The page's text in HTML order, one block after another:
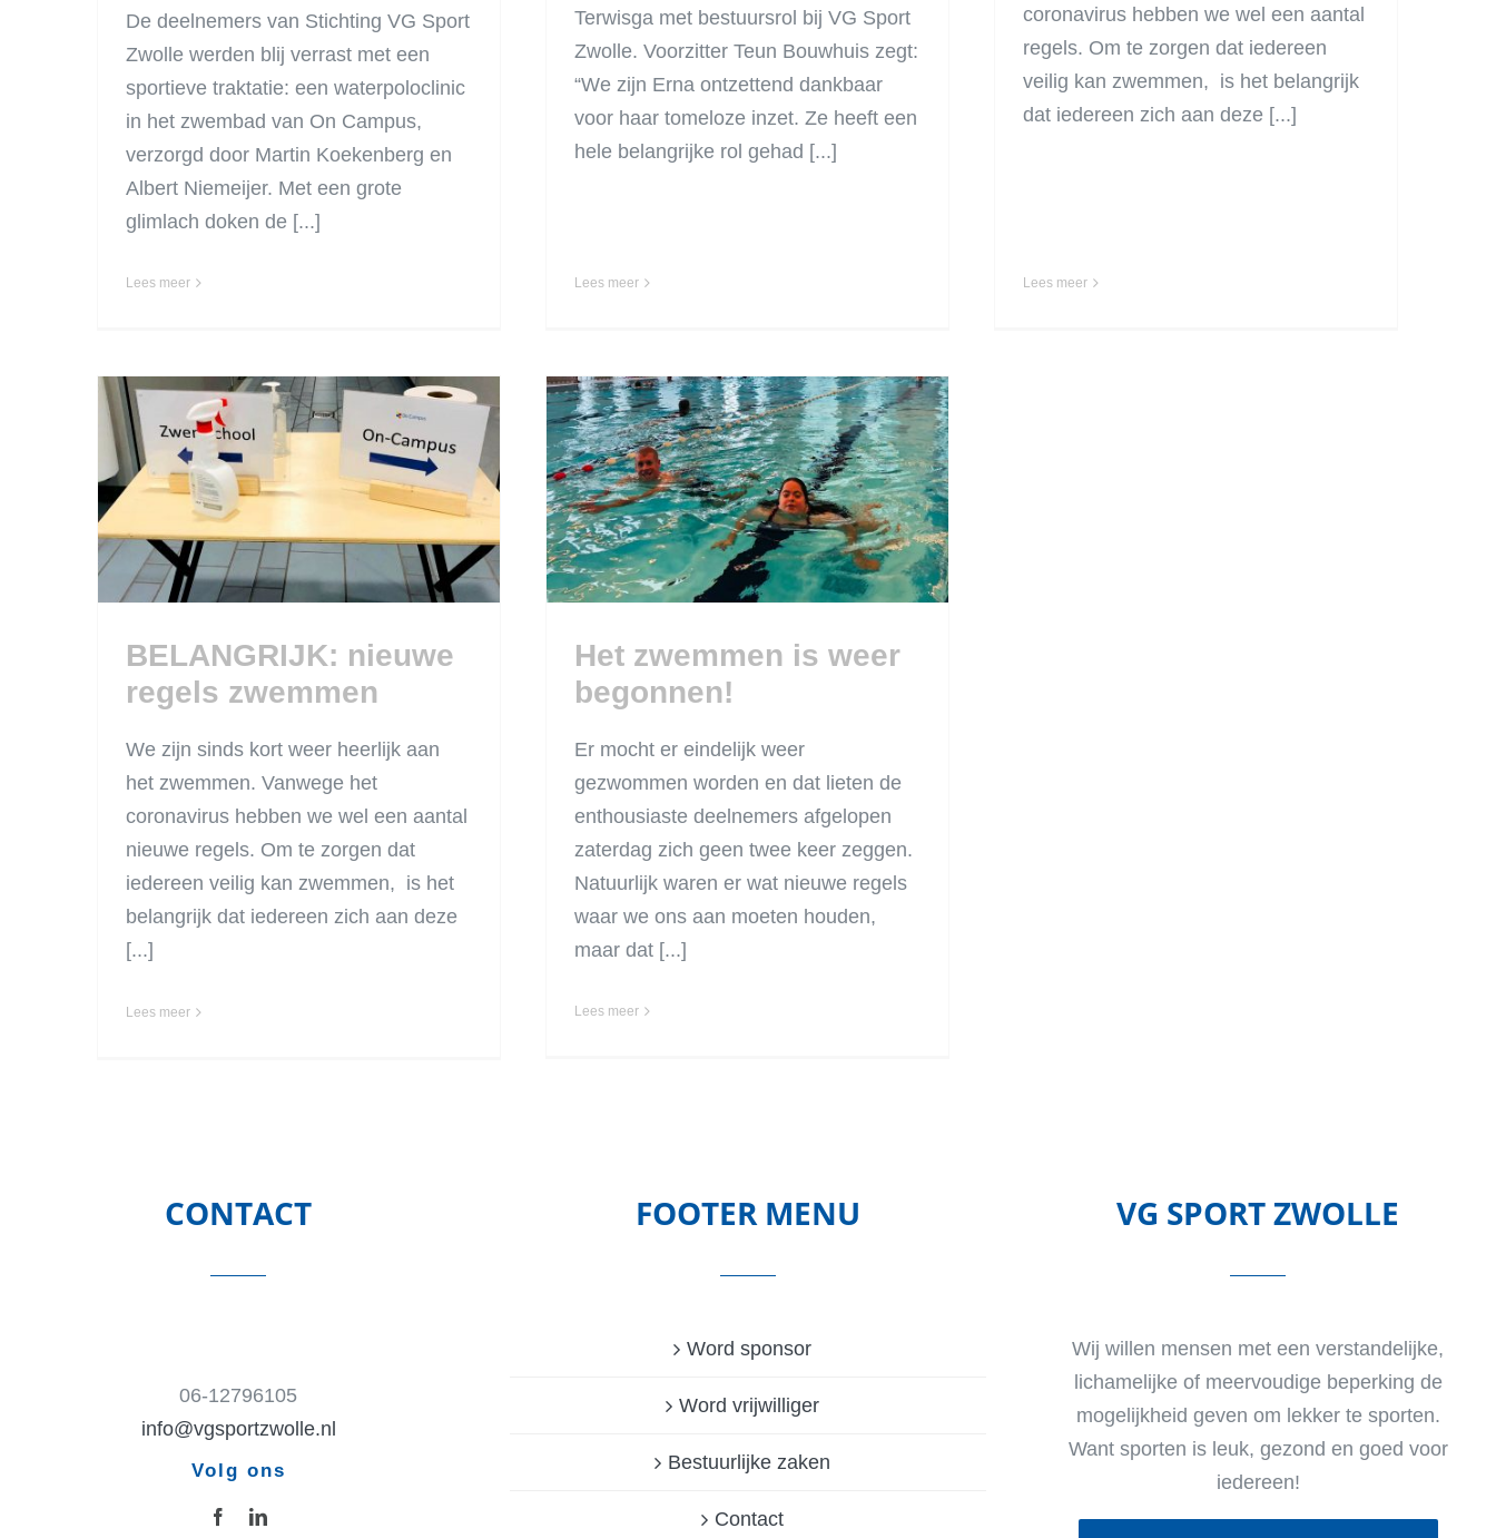
De deelnemers van Stichting VG Sport
Zwolle werden blij verrast met een
sportieve traktatie: een waterpoloclinic
in het zwembad van On Campus,
verzorgd door Martin Koekenberg en
Albert Niemeijer. Met een grote
glimlach doken de [...]
Lees meer
Terwisga met bestuursrol bij VG Sport
Zwolle. Voorzitter Teun Bouwhuis zegt:
“We zijn Erna ontzettend dankbaar
voor haar tomeloze inzet. Ze heeft een
hele belangrijke rol gehad [...]
Lees meer
coronavirus hebben we wel een aantal
regels. Om te zorgen dat iedereen
veilig kan zwemmen, is het belangrijk
dat iedereen zich aan deze [...]
Lees meer
BELANGRIJK:
nieuwe regels
zwemmen
BELANGRIJK: nieuwe
regels zwemmen
We zijn sinds kort weer heerlijk aan
het zwemmen. Vanwege het
coronavirus hebben we wel een aantal
nieuwe regels. Om te zorgen dat
iedereen veilig kan zwemmen, is het
belangrijk dat iedereen zich aan deze
[...]
Lees meer
Het zwemmen is
weer begonnen!
Het zwemmen is weer
begonnen!
Er mocht er eindelijk weer
gezwommen worden en dat lieten de
enthousiaste deelnemers afgelopen
zaterdag zich geen twee keer zeggen.
Natuurlijk waren er wat nieuwe regels
waar we ons aan moeten houden,
maar dat [...]
Lees meer
CONTACT
06-12796105
info@vgsportzwolle.nl
Volg ons
FOOTER MENU
Word sponsor
Word vrijwilliger
Bestuurlijke zaken
Contact
VG SPORT ZWOLLE
Wij willen mensen met een verstandelijke,
lichamelijke of meervoudige beperking de
mogelijkheid geven om lekker te sporten.
Want sporten is leuk, gezond en goed voor
iedereen!